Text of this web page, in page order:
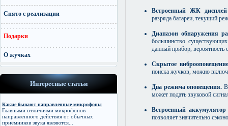
Снято с реализации
Подарки
О жучках
Интересные статьи
Какие бывают направленные микрофоны
Главными отличиями микрофонов
направленного действия от обычных
приёмников звука являются...
Встроенный ЖК
разряда батареи, текущий
Диапазон обнаружения
большинство
данный прибор, вероятность
Скрытое
поиска жучков, можно
Два режима оповещения. В
может подать звуковой
Встроенный аккумулятор
позволяет значительно